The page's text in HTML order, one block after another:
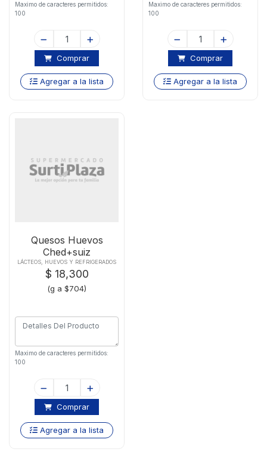
Maximo de caracteres permitidos:
100
Comprar
Agregar a la lista
Maximo de caracteres permitidos:
100
Comprar
Agregar a la lista
Quesos Huevos
Ched+suiz
Parmalatx26 Gr
LÁCTEOS, HUEVOS Y REFRIGERADOS
$ 18,300
(g a $704)
Maximo de caracteres permitidos:
100
Comprar
Agregar a la lista